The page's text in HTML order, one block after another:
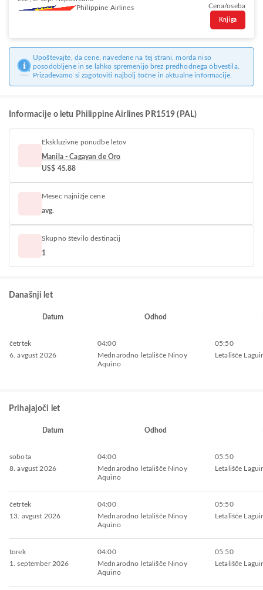
Philippine Airlines
Cena/oseba
Knjiga
Upoštevajte, da cene, navedene na tej strani, morda niso
posodobljene in se lahko spremenijo brez predhodnega obvestila.
Prizadevamo si zagotoviti najbolj točne in aktualne informacije.
Informacije o letu Philippine Airlines PR1519 (PAL)
Ekskluzivne ponudbe letov
Manila - Cagayan de Oro
US$ 45.88
Mesec najnižje cene
avg.
Skupno število destinacij
1
Današnji let
Datum Odhod
četrtek
6. avgust 2026
04:00
Mednarodno letališče Ninoy
Aquino
05:50
Letališče
Prihajajoči let
Datum Odhod
sobota
8. avgust 2026
04:00
Mednarodno letališče Ninoy
Aquino
05:50
Letališče
četrtek
13. avgust 2026
04:00
Mednarodno letališče Ninoy
Aquino
05:50
Letališče
torek
1. september 2026
04:00
Mednarodno letališče Ninoy
Aquino
05:50
Letališče